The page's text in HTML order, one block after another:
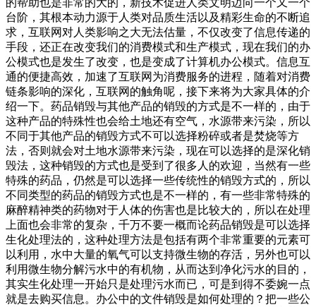
的帮助也是非常的大的，新技术促进人类文明迈向一个又一个
台阶，其根本动力源于人类对品质生活以及精彩生命的不断追
求，互联网对人类影响之大无法估量，不仅改变了信息传递的
手段，还正在改变我们的消费模式和生产模式，现在我们的办
公模式也是发生了改变，也是变成了计算机办公模式。信息互
通的便捷高效，加速了互联网为消费服务的进程，随着对消费
链条影响的深化，互联网的触角呢，接下来将为大家具体的介
绍一下。药品销毁与其他产品的销毁的方式是不一样的，由于
这种产品的特殊性也会给土地还有空气，水源带来污染，所以
不同于其他产品的销毁方式不可以选择粉碎或者是焚烧等方
法，否则就会对土地水源带来污染，现在可以选择的是深化销
毁法，这种销毁的方式也是受到了很多人的欢迎，当然有一些
特殊的药品，仍然是可以选择一些传统性的销毁方式的，所以
不同类型的药品的销毁方式也是不一样的，有一些非常特殊的
麻醉精神类的药物对于人体的伤害也是比较大的，所以在处理
上面也会非常的复杂，千万不要一概而论药品销毁是可以选择
生化处理法的，这种处理方法是包括有两个非常重要的元素可
以利用，水中大量的氧气可以支持微生物的存活，另外也可以
利用微生物分解污水中的有机物，从而达到净化污水的目的，
其实生化处理一开始只是处理污水而已，可是到得不委婉一点
就是去购买信息。办公中的文件销毁是如何处理的？把一些公